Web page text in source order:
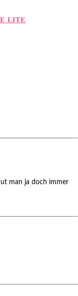
LITE
man ja doch immer